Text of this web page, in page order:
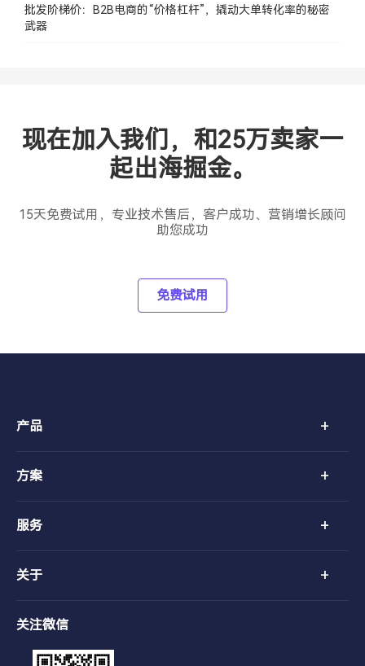
批发阶梯价：B2B电商的“价格杠杆”，撬动大单转化率的秘密
武器
现在加入我们，和25万卖家一
起出海掘金。
15天免费试用，专业技术售后，客户成功、营销增长顾问
助您成功
免费试用
产品 +
方案 +
服务 +
关于 +
关注微信